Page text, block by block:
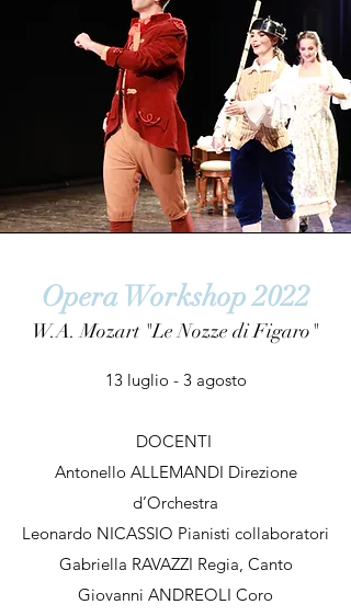
Opera Workshop 2022
W.A. Mozart "Le Nozze di Figaro"
13 luglio - 3 agosto
DOCENTI
Antonello ALLEMANDI Direzione
d’Orchestra
Leonardo NICASSIO Pianisti collaboratori
Gabriella RAVAZZI Regia, Canto
Giovanni ANDREOLI Coro